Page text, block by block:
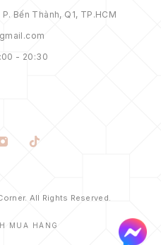
Bến Thành, Q1, TP.HCM
- 20:30
All Rights Reserved.
MUA HÀNG